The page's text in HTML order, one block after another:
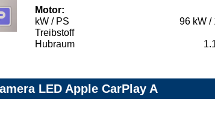
Motor:
kW / PS
96 kW /
Treibstoff
Hubraum
LED Apple CarPlay A